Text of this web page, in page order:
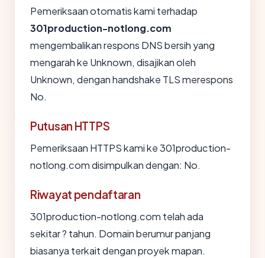
Pemeriksaan otomatis kami terhadap
301production-notlong.com
mengembalikan respons DNS bersih yang
mengarah ke Unknown, disajikan oleh
Unknown, dengan handshake TLS merespons
No.
Putusan HTTPS
Pemeriksaan HTTPS kami ke 301production-
notlong.com disimpulkan dengan: No.
Riwayat pendaftaran
301production-notlong.com telah ada
sekitar ? tahun. Domain berumur panjang
biasanya terkait dengan proyek mapan.